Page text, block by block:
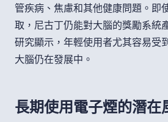
管疾病、焦慮和其他健康問題。即
取，尼古丁仍能對大腦的獎勵系統
研究顯示，年輕使用者尤其容易受
大腦仍在發展中。
長期使用電子煙的潛在